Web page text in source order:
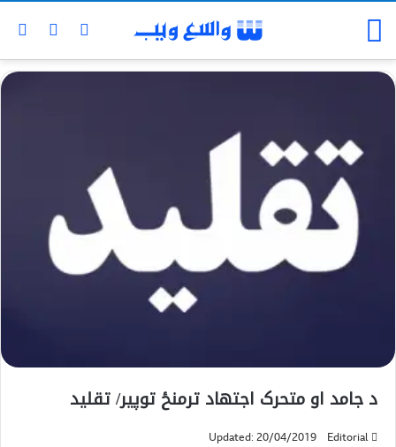
د جامد او متحرک اجتهاد ترمنځ توپیر/ تقلید
Editorial
Updated: 20/04/2019